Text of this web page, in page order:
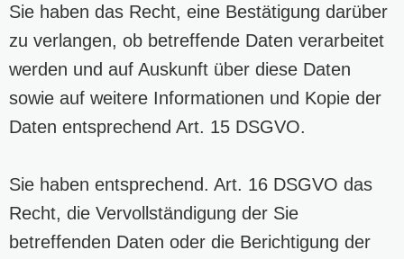
Sie haben das Recht, eine Bestätigung darüber
zu verlangen, ob betreffende Daten verarbeitet
werden und auf Auskunft über diese Daten
sowie auf weitere Informationen und Kopie der
Daten entsprechend Art. 15 DSGVO.
Sie haben entsprechend. Art. 16 DSGVO das
Recht, die Vervollständigung der Sie
betreffenden Daten oder die Berichtigung der